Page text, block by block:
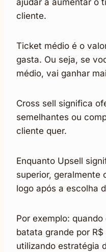
ajudar a aumentar o
cliente.
Ticket médio é o
gasta. Ou seja, se
médio, vai ganhar
Cross sell significa
semelhantes ou
cliente quer.
Enquanto Upsell
superior, geralmente
logo após a escolha
Por exemplo:
batata grande por
utilizando estratégia